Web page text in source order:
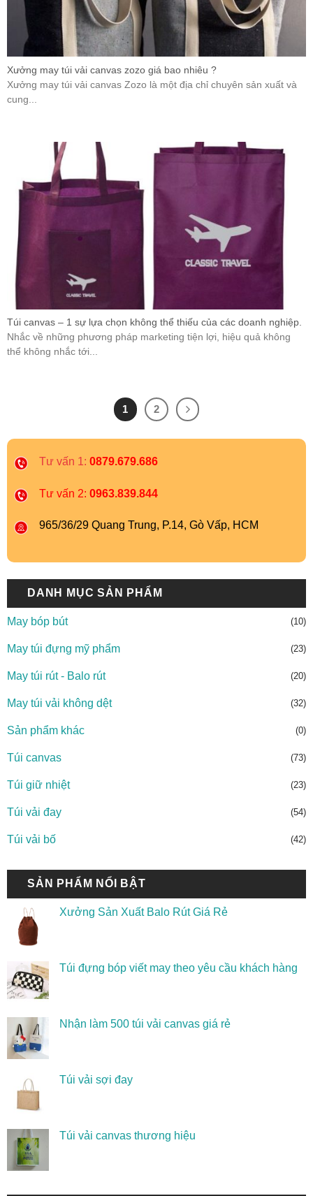
Xưởng may túi vải canvas zozo giá bao nhiêu ?
Xưởng may túi vải canvas Zozo là một địa chỉ chuyên sản xuất và
cung...
Túi canvas – 1 sự lựa chọn không thể thiếu của các doanh nghiệp.
Nhắc về những phương pháp marketing tiện lợi, hiệu quả không
thể không nhắc tới...
1 2
Tư vấn 1: 0879.679.686
Tư vấn 2: 0963.839.844
965/36/29 Quang Trung, P.14, Gò Vấp, HCM
DANH MỤC SẢN PHẨM
May bóp bút (10)
May túi đựng mỹ phẩm (23)
May túi rút - Balo rút (20)
May túi vải không dệt (32)
Sản phẩm khác (0)
Túi canvas (73)
Túi giữ nhiệt (23)
Túi vải đay (54)
Túi vải bố (42)
SẢN PHẨM NỔI BẬT
Xưởng Sản Xuất Balo Rút Giá Rẻ
Túi đựng bóp viết may theo yêu cầu khách hàng
Nhận làm 500 túi vải canvas giá rẻ
Túi vải sợi đay
Túi vải canvas thương hiệu